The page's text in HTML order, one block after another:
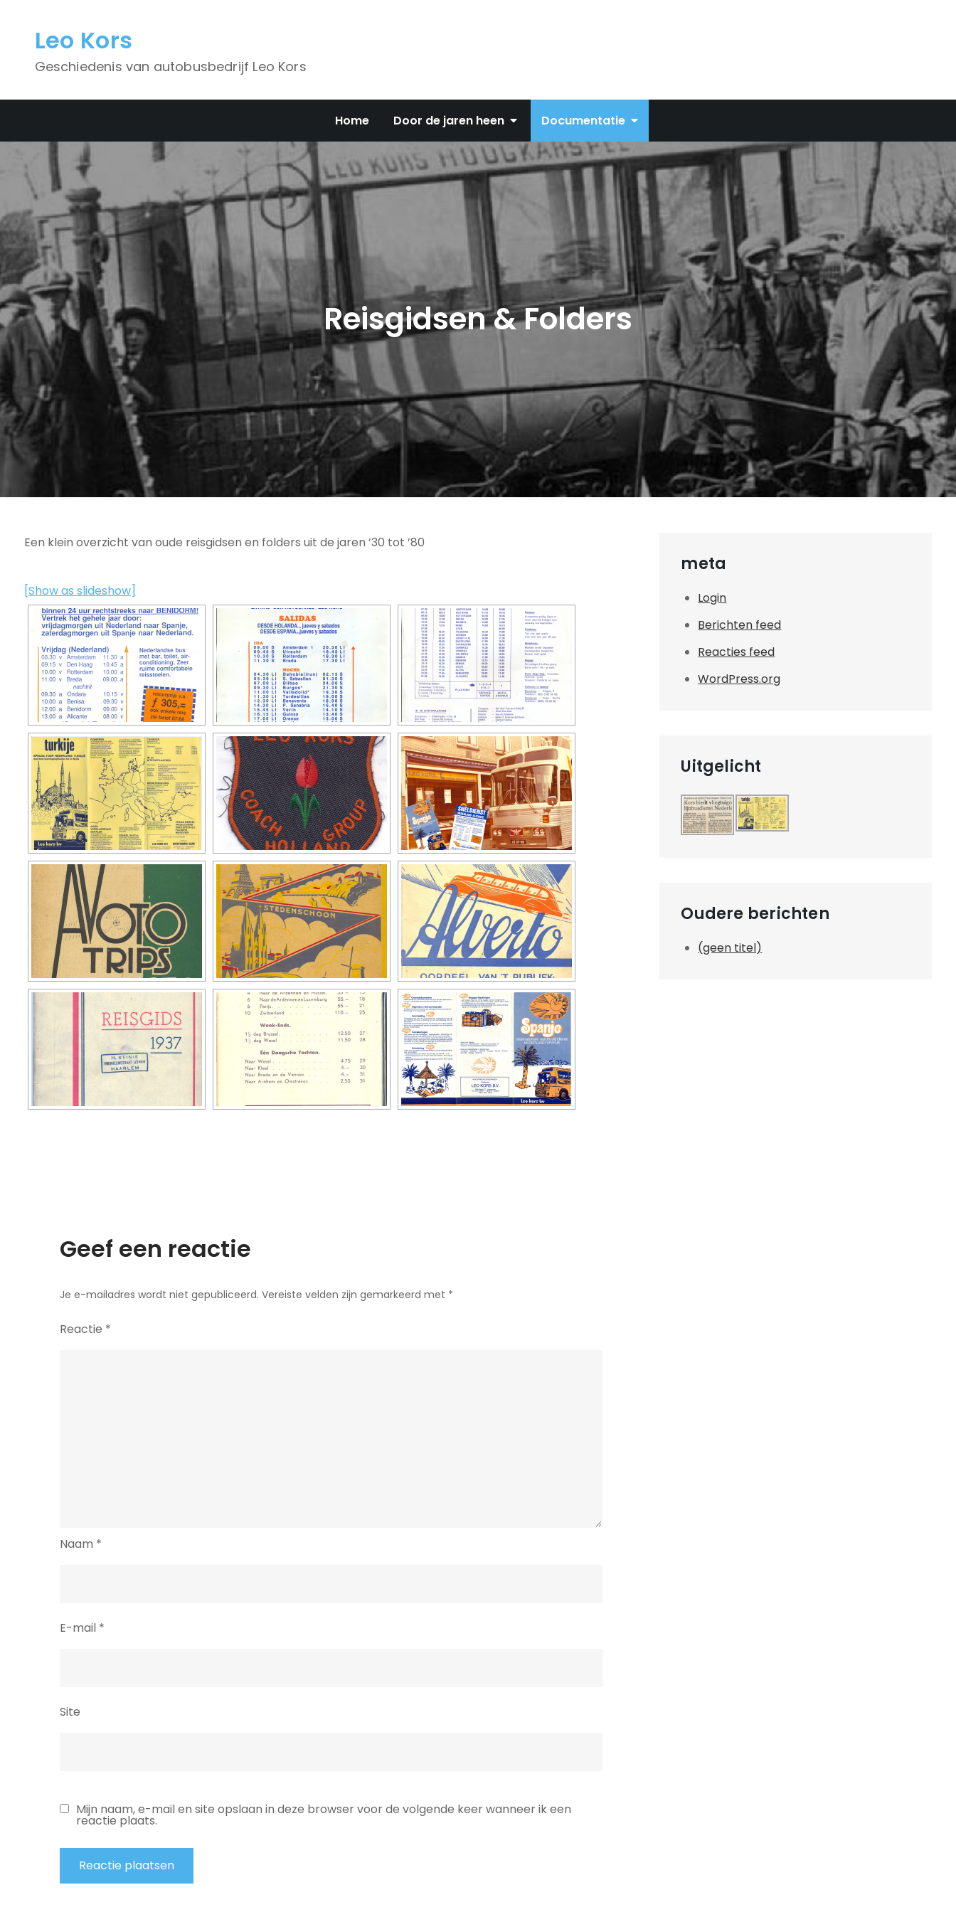
contentLeo Kors
Geschiedenis van autobusbedrijf Leo Kors
Home Door de jaren heen Documentatie
Reisgidsen & Folders
Een klein overzicht van oude reisgidsen en folders uit de jaren ’30 tot ’80
[Show as slideshow]
Geef een reactie
Je e-mailadres wordt niet gepubliceerd. Vereiste velden zijn gemarkeerd met *
Reactie *
Naam *
E-mail *
Site
Mijn naam, e-mail en site opslaan in deze browser voor de volgende keer wanneer ik een
reactie plaats.
meta
Login
Berichten feed
Reacties feed
WordPress.org
Uitgelicht
Oudere berichten
(geen titel)